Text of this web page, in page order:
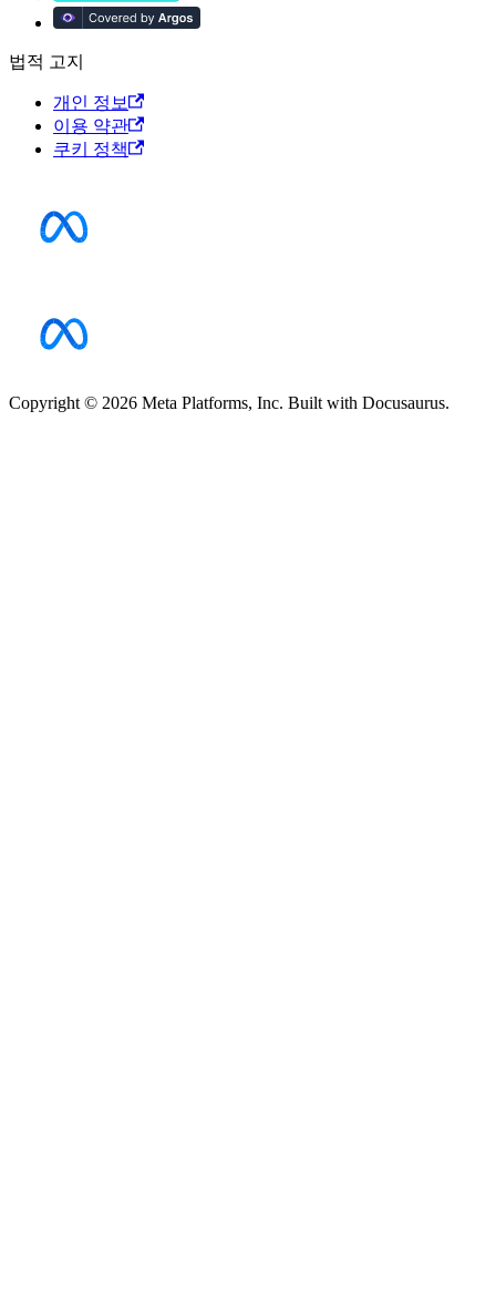
법적 고지
개인 정보
이용 약관
쿠키 정책
Copyright © 2026 Meta Platforms, Inc. Built with Docusaurus.